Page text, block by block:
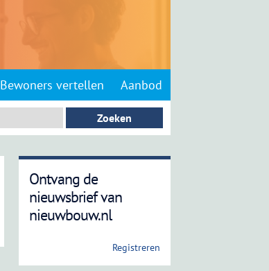
Bewoners vertellen Aanbod
Ontvang de
nieuwsbrief van
nieuwbouw.nl
Registreren